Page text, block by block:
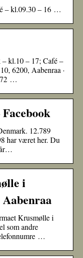
– kl.09.30 – 16 …
kl.10 – 17; Café –
6200, Aabenraa ·
72 …
12.789
har været her. Du
i
Krusmølle i
som andre
…